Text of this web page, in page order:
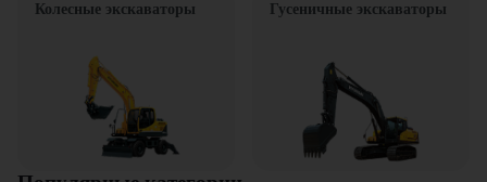
Колесные экскаваторы
Гусеничные экскаваторы